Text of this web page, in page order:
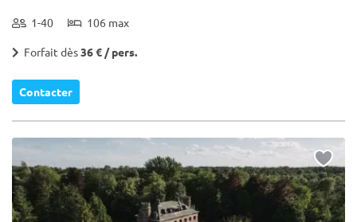
1-40 106 max
Forfait dès36 € / pers.
Contacter